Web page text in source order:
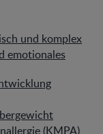
und komplex
emotionales
(KMPA),